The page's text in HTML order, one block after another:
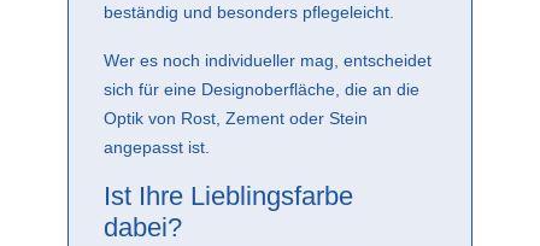
beständig und besonders pflegeleicht.
Wer es noch individueller mag, entscheidet
sich für eine Designoberfläche, die an die
Optik von Rost, Zement oder Stein
angepasst ist.
Ist Ihre Lieblingsfarbe
dabei?